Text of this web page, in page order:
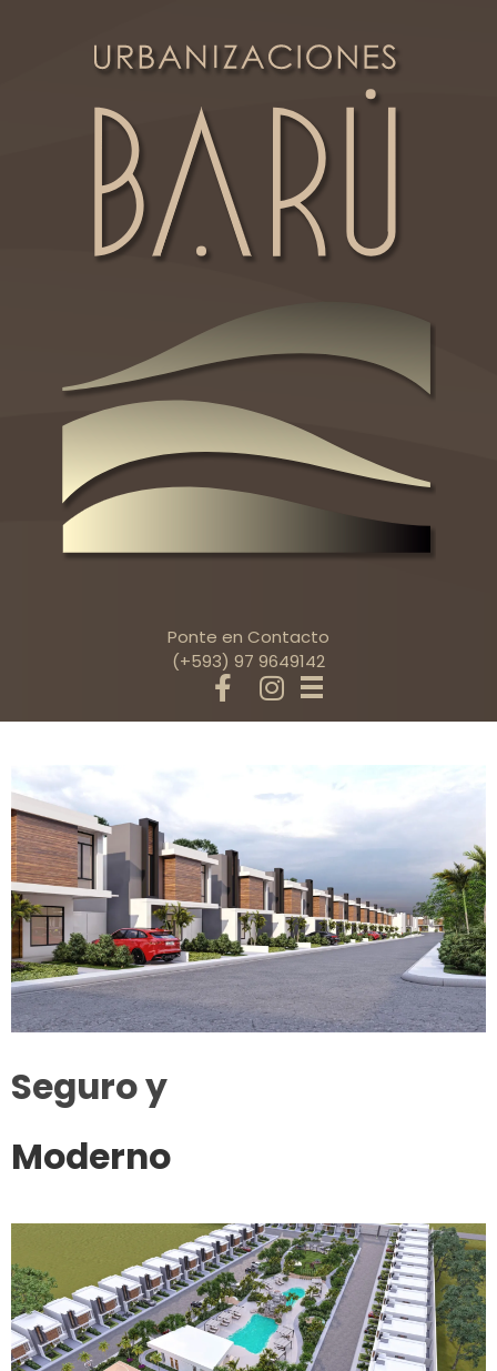
Ponte en Contacto
(+593) 97 9649142
Seguro y
Moderno